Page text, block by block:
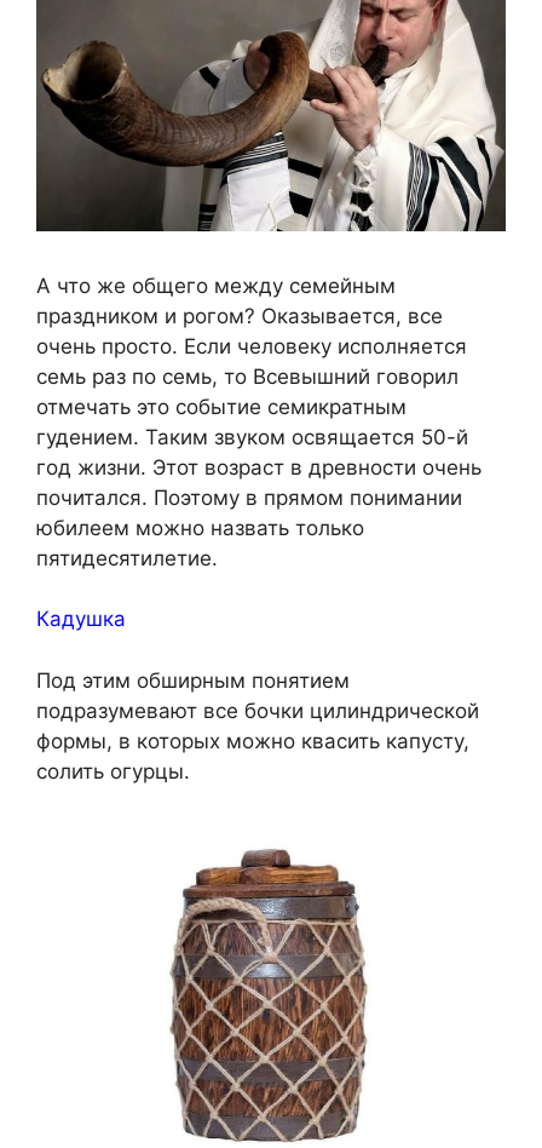
А что же общего между семейным
праздником и рогом? Оказывается, все
очень просто. Если человеку исполняется
семь раз по семь, то Всевышний говорил
отмечать это событие семикратным
гудением. Таким звуком освящается 50-й
год жизни. Этот возраст в древности очень
почитался. Поэтому в прямом понимании
юбилеем можно назвать только
пятидесятилетие.
Кадушка
Под этим обширным понятием
подразумевают все бочки цилиндрической
формы, в которых можно квасить капусту,
солить огурцы.